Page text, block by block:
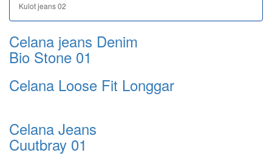
Kulot jeans 02
Celana jeans Denim
Bio Stone 01
Celana Loose Fit Longgar
Celana Jeans
Cuutbray 01